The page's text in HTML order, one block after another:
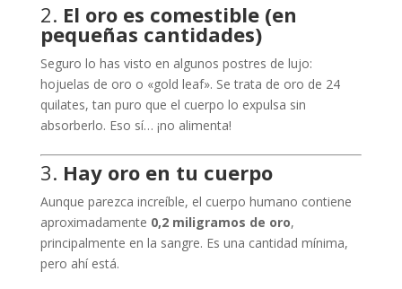
2. El oro es comestible (en
pequeñas cantidades)
Seguro lo has visto en algunos postres de lujo:
hojuelas de oro o «gold leaf». Se trata de oro de 24
quilates, tan puro que el cuerpo lo expulsa sin
absorberlo. Eso sí… ¡no alimenta!
3. Hay oro en tu cuerpo
Aunque parezca increíble, el cuerpo humano contiene
aproximadamente 0,2 miligramos de oro,
principalmente en la sangre. Es una cantidad mínima,
pero ahí está.